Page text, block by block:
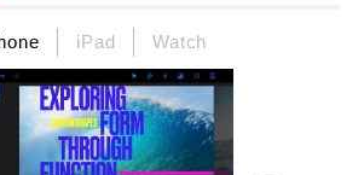
iPad Watch